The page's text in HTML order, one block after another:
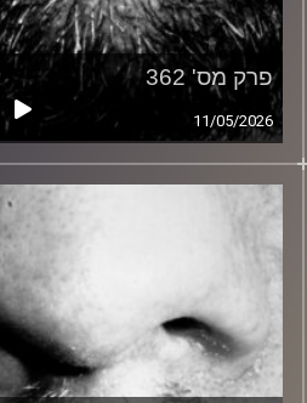
פרק מס' 362
11/05/2026